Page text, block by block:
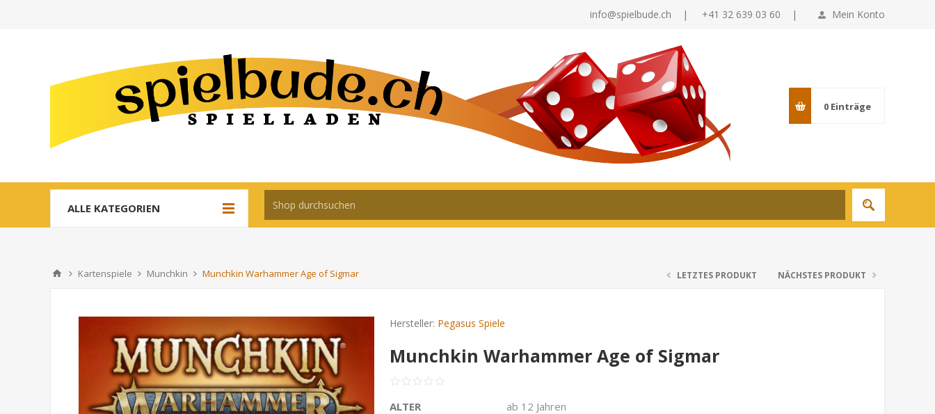
Mein Konto
info@spielbude.ch | +41 32 639 03 60 |
0 Einträge
ALLE KATEGORIEN
Kartenspiele Munchkin Munchkin Warhammer Age of Sigmar LETZTES PRODUKT NÄCHSTES PRODUKT
Hersteller: Pegasus Spiele
Munchkin Warhammer Age of Sigmar
ALTER
ab 12 Jahren